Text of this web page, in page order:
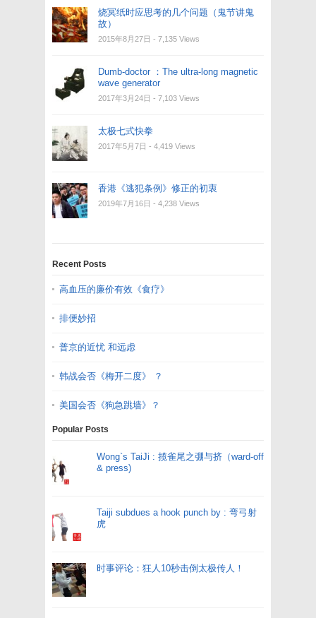
烧冥纸时应思考的几个问题（鬼节讲鬼
故）
2015年8月27日 - 7,135 Views
Dumb-doctor ：The ultra-long magnetic
wave generator
2017年3月24日 - 7,103 Views
太极七式快拳
2017年5月7日 - 4,419 Views
香港《逃犯条例》修正的初衷
2019年7月16日 - 4,238 Views
Recent Posts
高血压的廉价有效《食疗》
排便妙招
普京的近忧 和远虑
韩战会否《梅开二度》 ？
美国会否《狗急跳墙》？
Popular Posts
Wong`s TaiJi : 揽雀尾之弸与挤（ward-off
& press)
Taiji subdues a hook punch by : 弯弓射
虎
时事评论：狂人10秒击倒太极传人！